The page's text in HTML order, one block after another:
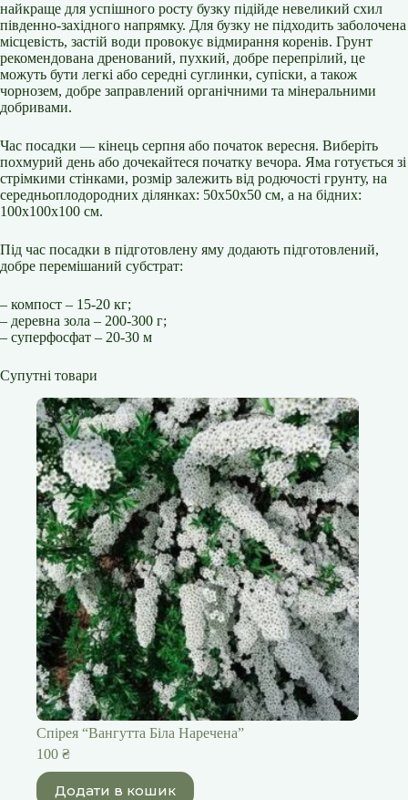
найкраще для успішного росту бузку підійде невеликий схил
південно-західного напрямку. Для бузку не підходить заболочена
місцевість, застій води провокує відмирання коренів. Грунт
рекомендована дренований, пухкий, добре перепрілий, це
можуть бути легкі або середні суглинки, супіски, а також
чорнозем, добре заправлений органічними та мінеральними
добривами.
Час посадки — кінець серпня або початок вересня. Виберіть
похмурий день або дочекайтеся початку вечора. Яма готується зі
стрімкими стінками, розмір залежить від родючості грунту, на
середньоплодородних ділянках: 50х50х50 см, а на бідних:
100х100х100 см.
Під час посадки в підготовлену яму додають підготовлений,
добре перемішаний субстрат:
– компост – 15-20 кг;
– деревна зола – 200-300 г;
– суперфосфат – 20-30 м
Супутні товари
Спірея “Вангутта Біла Наречена”
100 ₴
Додати в кошик